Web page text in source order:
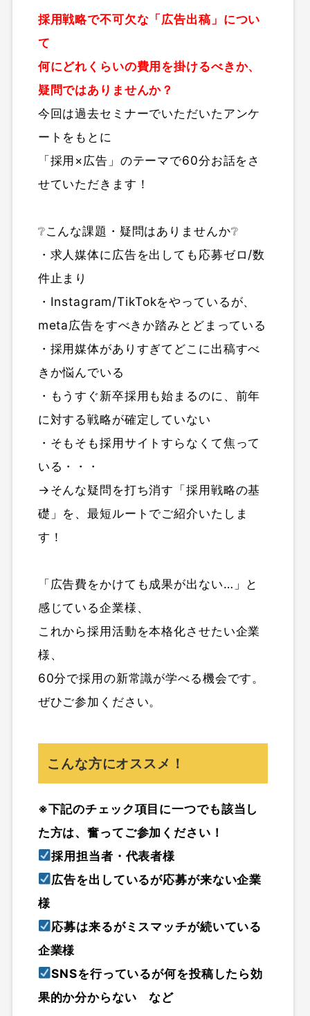
採用戦略で不可欠な「広告出稿」につい
て
何にどれくらいの費用を掛けるべきか、
疑問ではありませんか？
今回は過去セミナーでいただいたアンケ
ートをもとに
「採用×広告」のテーマで60分お話をさ
せていただきます！
❔こんな課題・疑問はありませんか❔
・求人媒体に広告を出しても応募ゼロ/数
件止まり
・Instagram/TikTokをやっているが、
meta広告をすべきか踏みとどまっている
・採用媒体がありすぎてどこに出稿すべ
きか悩んでいる
・もうすぐ新卒採用も始まるのに、前年
に対する戦略が確定していない
・そもそも採用サイトすらなくて焦って
いる・・・
→そんな疑問を打ち消す「採用戦略の基
礎」を、最短ルートでご紹介いたしま
す！
「広告費をかけても成果が出ない…」と
感じている企業様、
これから採用活動を本格化させたい企業
様、
60分で採用の新常識が学べる機会です。
ぜひご参加ください。
こんな方にオススメ！
※下記のチェック項目に一つでも該当し
た方は、奮ってご参加ください！
採用担当者・代表者様
広告を出しているが応募が来ない企業
様
応募は来るがミスマッチが続いている
企業様
SNSを行っているが何を投稿したら効
果的か分からない など